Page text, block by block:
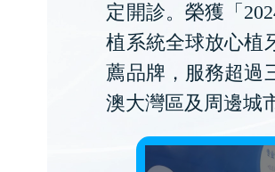
定開診。榮獲「
植系統全球放心植
薦品牌，服務超過
澳大灣區及周邊城